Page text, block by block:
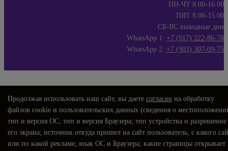
ПН-ЧТ 8.00-16.00
ПЯТ 8.00-15.00
СБ-ВС выходные дни
WhatsApp 1: +7 (917) 222-86-78
WhatsApp 2: +7 (903) 307-09-75
Продолжая использовать наш сайт, вы даете согласие на обработку
файлов cookie и пользовательских данных (сведения о
тип и версия ОС; тип и версия Браузера; тип устройства и разрешение
его экрана; источник откуда пришел на сайт пользователь; с какого
или по какой рекламе; язык ОС и Браузера; какие страницы открывает